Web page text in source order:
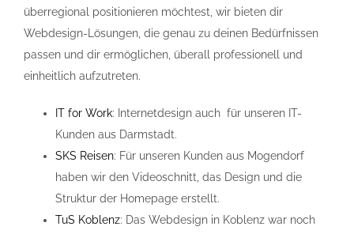
überregional positionieren möchtest, wir bieten dir
Webdesign-Lösungen, die genau zu deinen Bedürfnissen
passen und dir ermöglichen, überall professionell und
einheitlich aufzutreten.
IT for Work: Internetdesign auch für unseren IT-
Kunden aus Darmstadt.
SKS Reisen: Für unseren Kunden aus Mogendorf
haben wir den Videoschnitt, das Design und die
Struktur der Homepage erstellt.
TuS Koblenz: Das Webdesign in Koblenz war noch